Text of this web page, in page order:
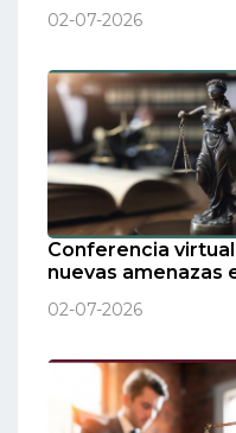
02-07-2026
Conferencia
nuevas amenazas
02-07-2026